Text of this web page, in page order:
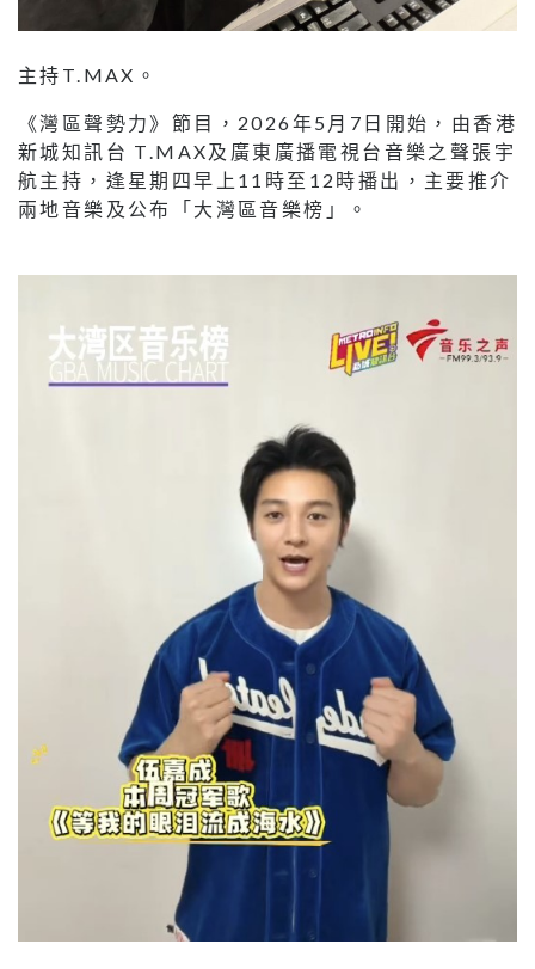
主持T.MAX。
《灣區聲勢力》節目，2026年5月7日開始，由香港
新城知訊台 T.MAX及廣東廣播電視台音樂之聲張宇
航主持，逢星期四早上11時至12時播出，主要推介
兩地音樂及公布「大灣區音樂榜」。